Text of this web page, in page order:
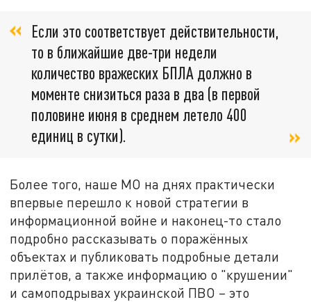
Если это соответствует действительности,
то в ближайшие две-три недели
количество вражеских БПЛА должно в
моменте снизиться раза в два (в первой
половине июня в среднем летело 400
единиц в сутки).
Более того, наше МО на днях практически
впервые перешло к новой стратегии в
информационной войне и наконец-то стало
подробно рассказывать о поражённых
объектах и публиковать подробные детали
прилётов, а также информацию о "крушении"
и самоподрывах украинской ПВО – это